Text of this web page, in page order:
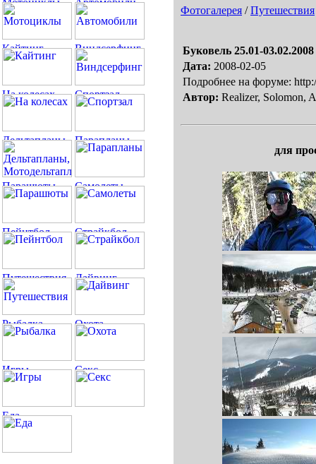
Фотогалерея /Путешествия
Буковель 25.01-03.02.2008
Дата: 2008-02-05
Подробнее на форуме:
Автор: Realizer, Solomon,
для